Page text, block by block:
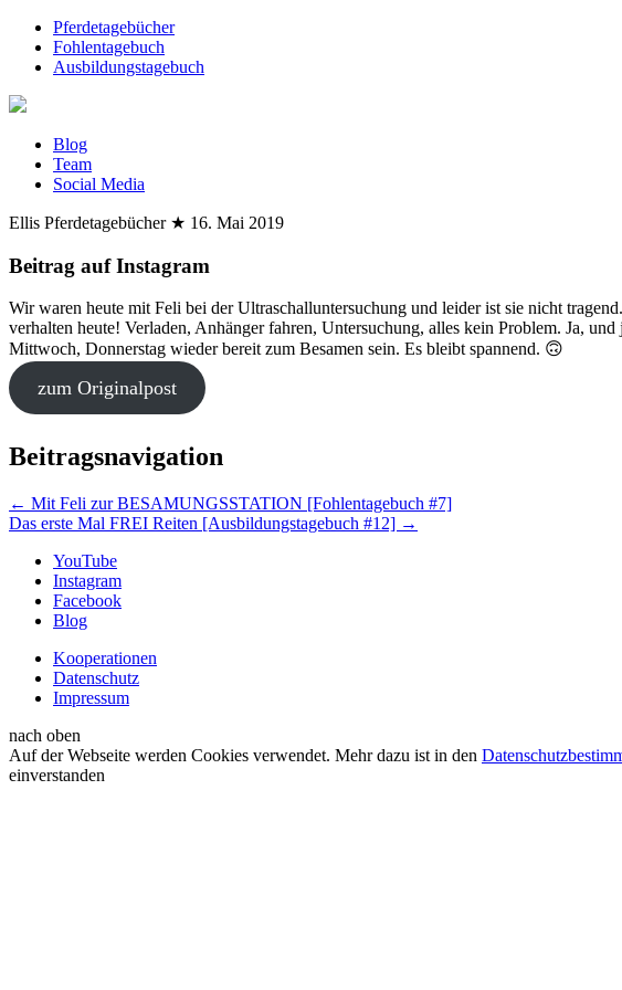
Pferdetagebücher
Fohlentagebuch
Ausbildungstagebuch
Blog
Team
Social Media
Ellis Pferdetagebücher ★ 16. Mai 2019
Beitrag auf Instagram
Wir waren heute mit Feli bei der Ultraschalluntersuchung und leider ist sie nicht
verhalten heute! Verladen, Anhänger fahren, Untersuchung, alles kein Problem. Ja,
Mittwoch, Donnerstag wieder bereit zum Besamen sein. Es bleibt spannend. 🙃
zum Originalpost
Beitragsnavigation
← Mit Feli zur BESAMUNGSSTATION [Fohlentagebuch #7]
Das erste Mal FREI Reiten [Ausbildungstagebuch #12] →
YouTube
Instagram
Facebook
Blog
Kooperationen
Datenschutz
Impressum
nach oben
Auf der Webseite werden Cookies verwendet. Mehr dazu ist in den
einverstanden